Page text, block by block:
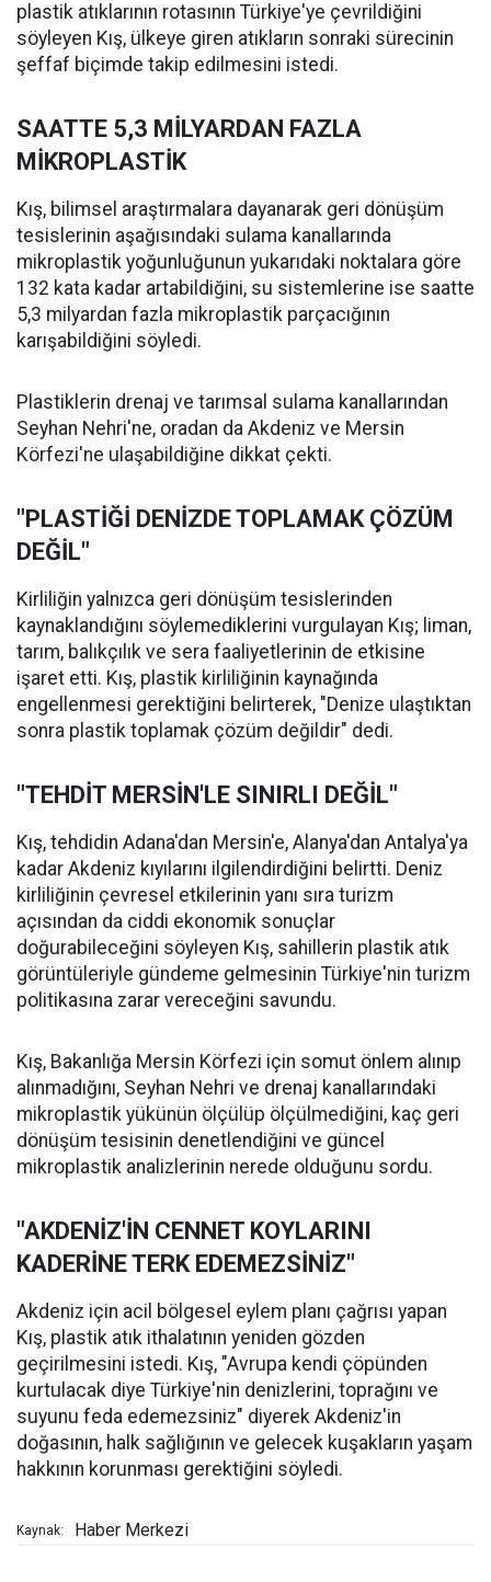
plastik atıklarının rotasının Türkiye'ye çevrildiğini
söyleyen Kış, ülkeye giren atıkların sonraki sürecinin
şeffaf biçimde takip edilmesini istedi.
SAATTE 5,3 MİLYARDAN FAZLA
MİKROPLASTİK
Kış, bilimsel araştırmalara dayanarak geri dönüşüm
tesislerinin aşağısındaki sulama kanallarında
mikroplastik yoğunluğunun yukarıdaki noktalara göre
132 kata kadar artabildiğini, su sistemlerine ise saatte
5,3 milyardan fazla mikroplastik parçacığının
karışabildiğini söyledi.
Plastiklerin drenaj ve tarımsal sulama kanallarından
Seyhan Nehri'ne, oradan da Akdeniz ve Mersin
Körfezi'ne ulaşabildiğine dikkat çekti.
"PLASTİĞİ DENİZDE TOPLAMAK ÇÖZÜM
DEĞİL"
Kirliliğin yalnızca geri dönüşüm tesislerinden
kaynaklandığını söylemediklerini vurgulayan Kış; liman,
tarım, balıkçılık ve sera faaliyetlerinin de etkisine
işaret etti. Kış, plastik kirliliğinin kaynağında
engellenmesi gerektiğini belirterek, "Denize ulaştıktan
sonra plastik toplamak çözüm değildir" dedi.
"TEHDİT MERSİN'LE SINIRLI DEĞİL"
Kış, tehdidin Adana'dan Mersin'e, Alanya'dan Antalya'ya
kadar Akdeniz kıyılarını ilgilendirdiğini belirtti. Deniz
kirliliğinin çevresel etkilerinin yanı sıra turizm
açısından da ciddi ekonomik sonuçlar
doğurabileceğini söyleyen Kış, sahillerin plastik atık
görüntüleriyle gündeme gelmesinin Türkiye'nin turizm
politikasına zarar vereceğini savundu.
Kış, Bakanlığa Mersin Körfezi için somut önlem alınıp
alınmadığını, Seyhan Nehri ve drenaj kanallarındaki
mikroplastik yükünün ölçülüp ölçülmediğini, kaç geri
dönüşüm tesisinin denetlendiğini ve güncel
mikroplastik analizlerinin nerede olduğunu sordu.
"AKDENİZ'İN CENNET KOYLARINI
KADERİNE TERK EDEMEZSİNİZ"
Akdeniz için acil bölgesel eylem planı çağrısı yapan
Kış, plastik atık ithalatının yeniden gözden
geçirilmesini istedi. Kış, "Avrupa kendi çöpünden
kurtulacak diye Türkiye'nin denizlerini, toprağını ve
suyunu feda edemezsiniz" diyerek Akdeniz'in
doğasının, halk sağlığının ve gelecek kuşakların yaşam
hakkının korunması gerektiğini söyledi.
Kaynak: Haber Merkezi